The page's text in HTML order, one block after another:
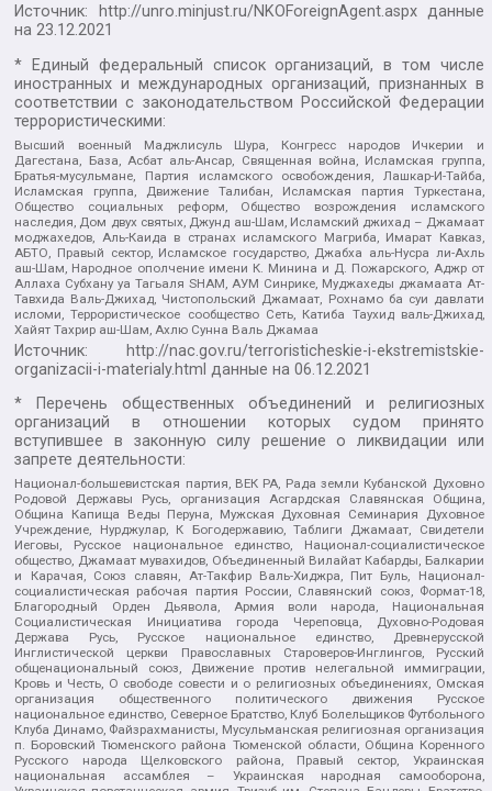
Источник: http://unro.minjust.ru/NKOForeignAgent.aspxданные
на23.12.2021
* Единый федеральный список организаций, в том числе
иностранных и международных организаций, признанных в
соответствии с законодательством Российской Федерации
террористическими:
Высший военный Маджлисуль Шура, Конгресс народов Ичкерии и
Дагестана, База, Асбат аль-Ансар, Священная война, Исламская группа,
Братья-мусульмане, Партия исламского освобождения, Лашкар-И-Тайба,
Исламская группа, Движение Талибан, Исламская партия Туркестана,
Общество социальных реформ, Общество возрождения исламского
наследия, Дом двух святых, Джунд аш-Шам, Исламский джихад – Джамаат
моджахедов, Аль-Каида в странах исламского Магриба, Имарат Кавказ,
АБТО, Правый сектор, Исламское государство, Джабха аль-Нусра ли-Ахль
аш-Шам, Народное ополчение имени К. Минина и Д. Пожарского, Аджр от
Аллаха Субхану уа Тагьаля SHAM, АУМ Синрике, Муджахеды джамаата Ат-
Тавхида Валь-Джихад, Чистопольский Джамаат, Рохнамо ба суи давлати
исломи, Террористическое сообщество Сеть, Катиба Таухид валь-Джихад,
Хайят Тахрир аш-Шам, Ахлю Сунна Валь Джамаа
Источник:
http://nac.gov.ru/terroristicheskie-i-ekstremistskie-
organizacii-i-materialy.html данные на06.12.2021
* Перечень общественных объединений и религиозных
организаций в отношении которых судом принято
вступившее в законную силу решение о ликвидации или
запрете деятельности:
Национал-большевистская партия, ВЕК РА, Рада земли Кубанской Духовно
Родовой Державы Русь, организация Асгардская Славянская Община,
Община Капища Веды Перуна, Мужская Духовная Семинария Духовное
Учреждение, Нурджулар, К Богодержавию, Таблиги Джамаат, Свидетели
Иеговы, Русское национальное единство, Национал-социалистическое
общество, Джамаат мувахидов, Объединенный Вилайат Кабарды, Балкарии
и Карачая, Союз славян, Ат-Такфир Валь-Хиджра, Пит Буль, Национал-
социалистическая рабочая партия России, Славянский союз, Формат-18,
Благородный Орден Дьявола, Армия воли народа, Национальная
Социалистическая Инициатива города Череповца, Духовно-Родовая
Держава Русь, Русское национальное единство, Древнерусской
Инглистической церкви Православных Староверов-Инглингов, Русский
общенациональный союз, Движение против нелегальной иммиграции,
Кровь и Честь, О свободе совести и о религиозных объединениях, Омская
организация общественного политического движения Русское
национальное единство, Северное Братство, Клуб Болельщиков Футбольного
Клуба Динамо, Файзрахманисты, Мусульманская религиозная организация
п. Боровский Тюменского района Тюменской области, Община Коренного
Русского народа Щелковского района, Правый сектор, Украинская
национальная ассамблея – Украинская народная самооборона,